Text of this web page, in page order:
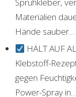
Materialien
Hände sauber…
HÄLT AUF
Klebstoff-
gegen
Power-Spray in…